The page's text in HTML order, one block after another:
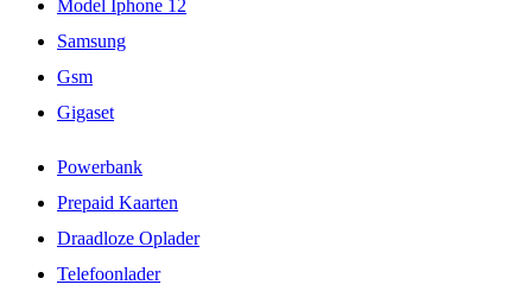
Model Iphone 12
Samsung
Gsm
Gigaset
Powerbank
Prepaid Kaarten
Draadloze Oplader
Telefoonlader